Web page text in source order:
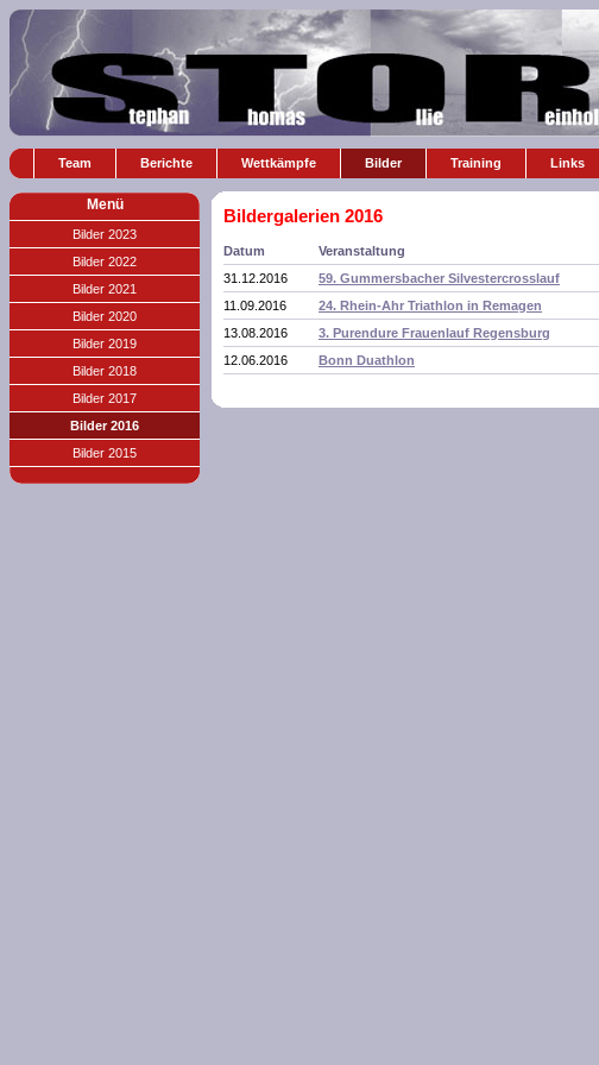
Team Berichte Wettkämpfe Bilder Training Links
Menü
Bilder 2023
Bilder 2022
Bilder 2021
Bilder 2020
Bilder 2019
Bilder 2018
Bilder 2017
Bilder 2016
Bilder 2015
Bildergalerien 2016
Datum Veranstaltung
31.12.2016
59. Gummersbacher Silvestercrosslauf
11.09.2016
24. Rhein-Ahr Triathlon in Remagen
13.08.2016
3. Purendure Frauenlauf Regensburg
12.06.2016
Bonn Duathlon